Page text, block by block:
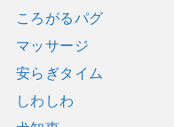
ころがるパグ
マッサージ
安らぎタイム
しわしわ